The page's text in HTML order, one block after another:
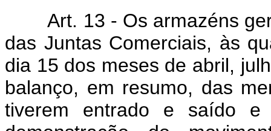
Art. 13 - Os armazéns
das Juntas Comerciais, às
dia 15 dos meses de abril,
balanço, em resumo, das
tiverem entrado e saído